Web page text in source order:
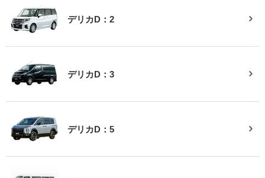
デリカD：2
デリカD：3
デリカD：5